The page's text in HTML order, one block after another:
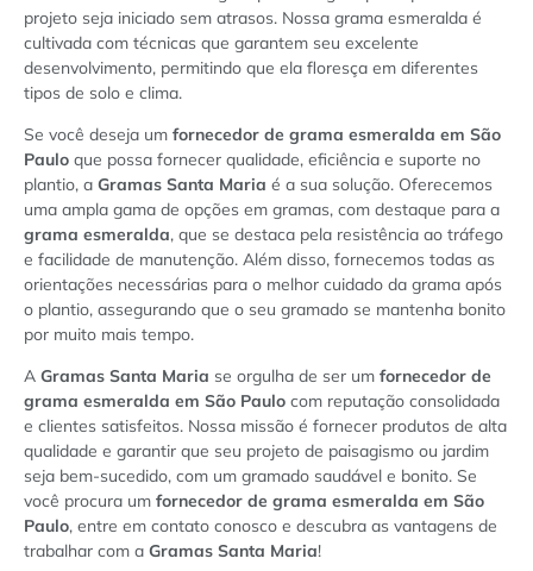
projeto seja iniciado sem atrasos. Nossa grama esmeralda é
cultivada com técnicas que garantem seu excelente
desenvolvimento, permitindo que ela floresça em diferentes
tipos de solo e clima.
Se você deseja um fornecedor de grama esmeralda em São
Paulo que possa fornecer qualidade, eficiência e suporte no
plantio, a Gramas Santa Maria é a sua solução. Oferecemos
uma ampla gama de opções em gramas, com destaque para a
grama esmeralda, que se destaca pela resistência ao tráfego
e facilidade de manutenção. Além disso, fornecemos todas as
orientações necessárias para o melhor cuidado da grama após
o plantio, assegurando que o seu gramado se mantenha bonito
por muito mais tempo.
A Gramas Santa Maria se orgulha de ser um fornecedor de
grama esmeralda em São Paulo com reputação consolidada
e clientes satisfeitos. Nossa missão é fornecer produtos de alta
qualidade e garantir que seu projeto de paisagismo ou jardim
seja bem-sucedido, com um gramado saudável e bonito. Se
você procura um fornecedor de grama esmeralda em São
Paulo, entre em contato conosco e descubra as vantagens de
trabalhar com a Gramas Santa Maria!